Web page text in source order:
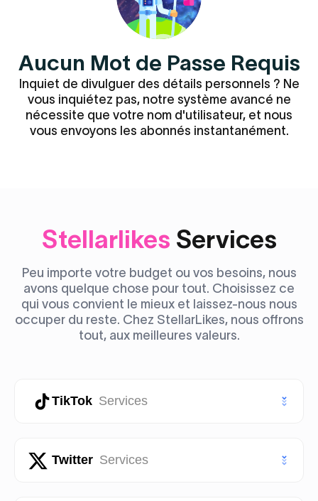
Aucun Mot de Passe Requis
Inquiet de divulguer des détails personnels ? Ne
vous inquiétez pas, notre système avancé ne
nécessite que votre nom d'utilisateur, et nous
vous envoyons les abonnés instantanément.
Stellarlikes Services
Peu importe votre budget ou vos besoins, nous
avons quelque chose pour tout. Choisissez ce
qui vous convient le mieux et laissez-nous nous
occuper du reste. Chez StellarLikes, nous offrons
tout, aux meilleures valeurs.
TikTok Services
Likes TikTok
Twitter Services